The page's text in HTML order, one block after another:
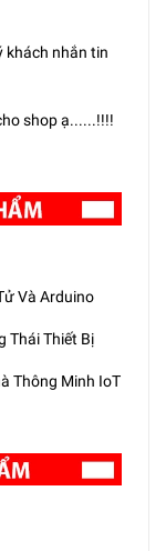
khách nhắn tin
shop ạ......!!!!
Và Arduino
Thái Thiết Bị
Thông Minh IoT